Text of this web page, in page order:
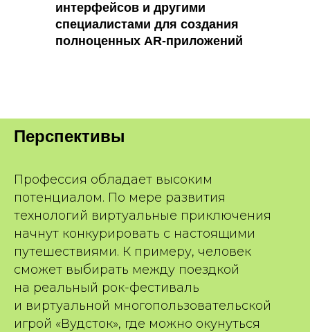
интерфейсов и другими
специалистами для создания
полноценных AR-приложений
Перспективы
Профессия обладает высоким
потенциалом. По мере развития
технологий виртуальные приключения
начнут конкурировать с настоящими
путешествиями. К примеру, человек
сможет выбирать между поездкой
на реальный рок-фестиваль
и виртуальной многопользовательской
игрой «Вудсток», где можно окунуться